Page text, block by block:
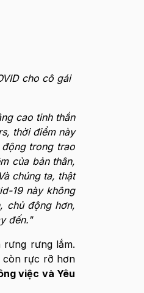
cho cô gái
cao tinh thần
thời điểm này
trong trao
của bản thân,
chúng ta, thật
19 này không
chủ động hơn,
đến."
rưng lắm.
còn rực rỡ hơn
việc và Yêu